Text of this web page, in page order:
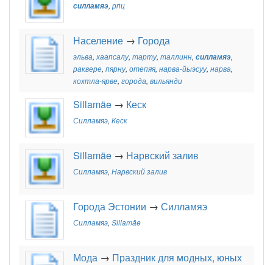
силламяэ, рпц
Население → Города
эльва,хаапсалу, тарту, таллинн, силламяэ,
раквере, пярну, отепяя, нарва-йыэсуу, нарва,
кохтла-ярве, города, вильянди
Sillamäe → Кеск
Силламяэ, Кеск
Sillamäe → Нарвский залив
Силламяэ, Нарвский залив
Города Эстонии → Силламяэ
Силламяэ, Sillamäe
Мода → Праздник для модных, юных